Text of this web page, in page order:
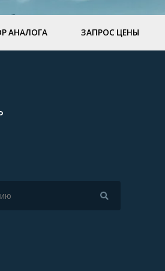
АНАЛОГА ЗАПРОС ЦЕНЫ